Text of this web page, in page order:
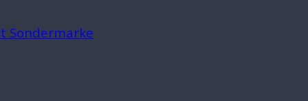
Sondermarke